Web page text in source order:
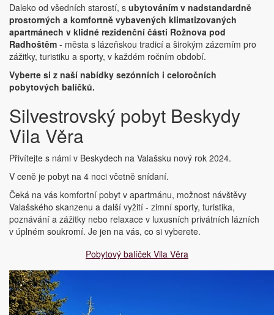
Daleko od všedních starostí, s ubytováním v nadstandardně
prostorných a komfortně vybavených klimatizovaných
apartmánech v klidné rezidenční části Rožnova pod
Radhoštěm - města s lázeňskou tradicí a širokým zázemím pro
zážitky, turistiku a sporty, v každém ročním období.
Vyberte si z naší nabídky sezónních i celoročních
pobytových balíčků.
Silvestrovský pobyt Beskydy
Vila Věra
Přivítejte s námi v Beskydech na Valašsku nový rok 2024.
V ceně je pobyt na 4 noci včetně snídaní.
Čeká na vás komfortní pobyt v apartmánu, možnost návštěvy
Valašského skanzenu a další vyžití - zimní sporty, turistika,
poznávání a zážitky nebo relaxace v luxusních privátních lázních
v úplném soukromí. Je jen na vás, co si vyberete.
Pobytový balíček Vila Věra